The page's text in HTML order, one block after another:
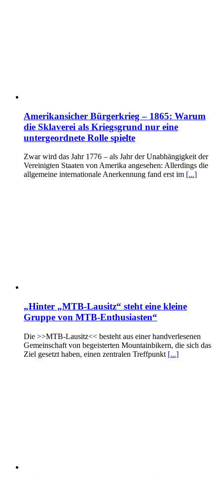
Amerikansicher Bürgerkrieg – 1865: Warum
die Sklaverei als Kriegsgrund nur eine
untergeordnete Rolle spielte
Zwar wird das Jahr 1776 – als Jahr der Unabhängigkeit der
Vereinigten Staaten von Amerika angesehen: Allerdings die
allgemeine internationale Anerkennung fand erst im [...]
„Hinter „MTB-Lausitz“ steht eine kleine
Gruppe von MTB-Enthusiasten“
Die >>MTB-Lausitz<< besteht aus einer handverlesenen
Gemeinschaft von begeisterten Mountainbikern, die sich das
Ziel gesetzt haben, einen zentralen Treffpunkt [...]